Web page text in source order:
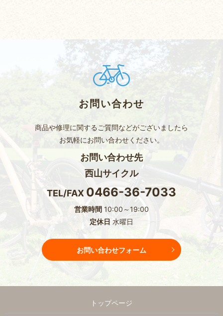
お問い合わせ
商品や修理に関するご質問などがございましたら
お気軽にお問い合わせください。
お問い合わせ先
西山サイクル
TEL/FAX 0466-36-7033
営業時間 10:00～19:00
定休日 水曜日
お問い合わせフォーム
トップページ